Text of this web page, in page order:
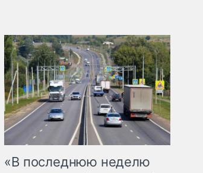
«В последнюю неделю